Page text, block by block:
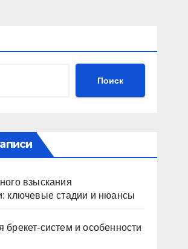
Поиск
взыскания
ключевые стадии и нюансы
брекет-систем и особенности